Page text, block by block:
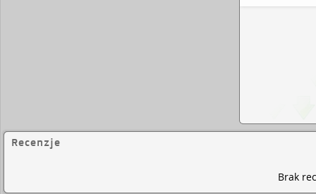
Recenzje
Brak